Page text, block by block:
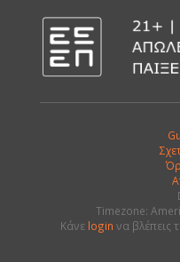
Timezone:
Κάνε login να βλέπεις